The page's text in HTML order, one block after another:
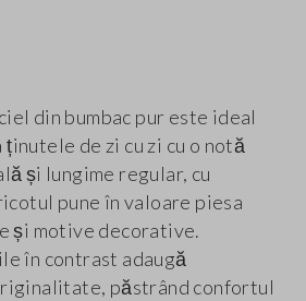
din bumbac pur este ideal
de zi cu zi cu o notă
și lungime regular, cu
pune în valoare piesa
și motive decorative.
în contrast adaugă
păstrând confortul